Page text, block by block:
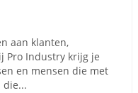
aan klanten,
Pro Industry krijg je
en mensen die met
die...